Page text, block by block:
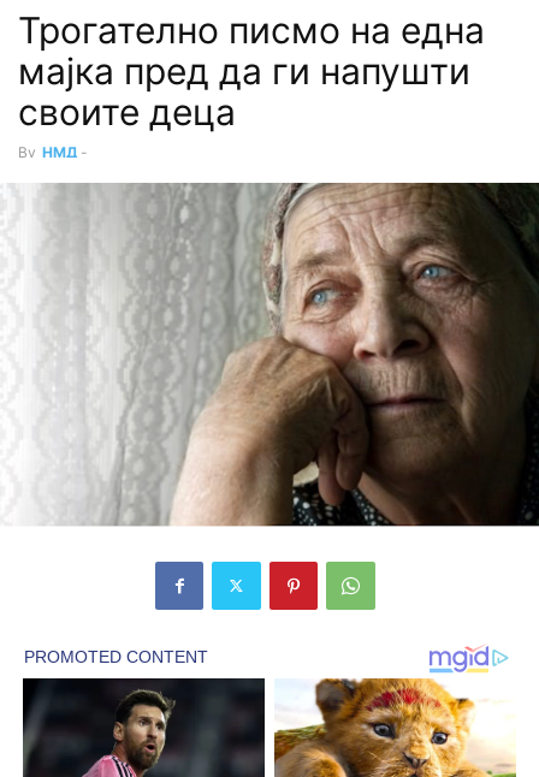
Трогателно писмо на една
мајка пред да ги напушти
своите деца
By НМД -